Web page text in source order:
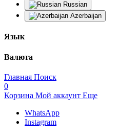
Russian
Azerbaijan
Язык
Валюта
Главная Поиск
0
Корзина Мой аккаунт Еще
WhatsApp
Instagram